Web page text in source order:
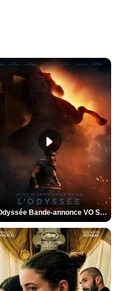
L'Odyssée Bande-annonce VO STFR